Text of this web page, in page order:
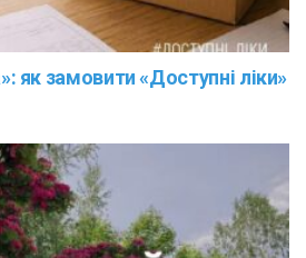
як замовити «Доступні ліки»